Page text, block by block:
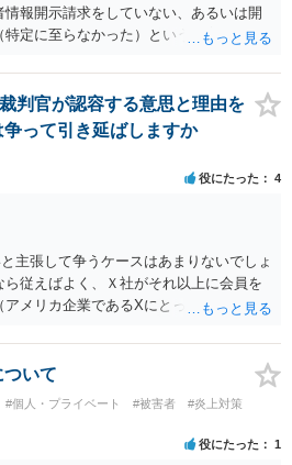
報開示請求をしていない、あるいは開
定に至らなかった）という事案が比較
ら）。
判官が認容する意思と理由を
って引き延ばしますか
役にたった 4
主張して争うケースはあまりないでしょ
従えばよく、Ｘ社がそれ以上に会員を
メリカ企業であるXにとって、日本の会
報の保有確認がまだできていない」な
発令を引き伸ばす方で対応してくる方
いて
#個人・プライベート #被害者
#炎上対策
役にたった 1